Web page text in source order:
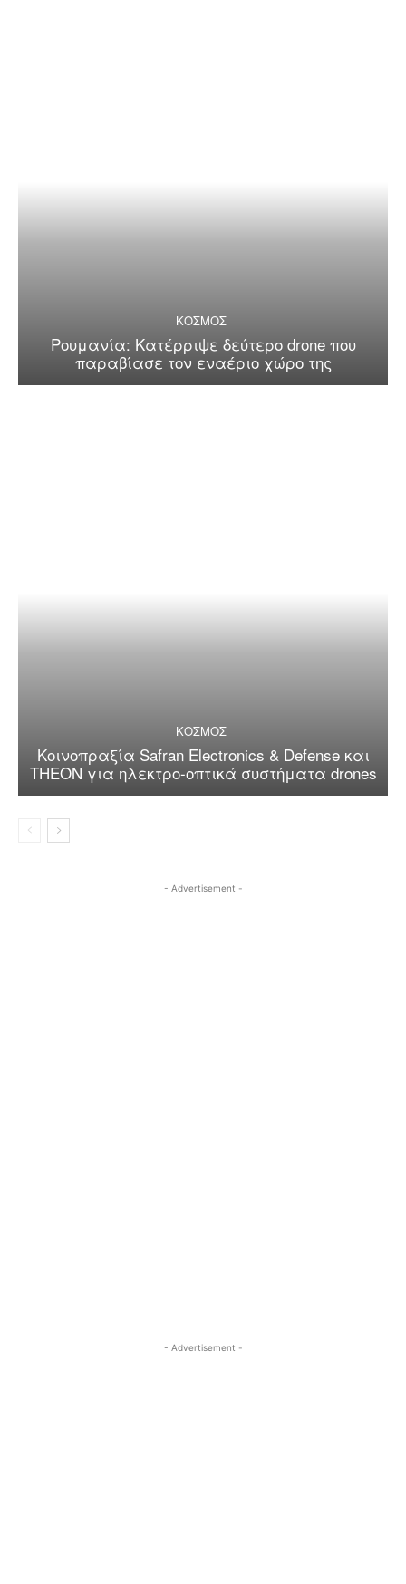
ΚΟΣΜΟΣ
Ρουμανία: Κατέρριψε δεύτερο drone που
παραβίασε τον εναέριο χώρο της
ΚΟΣΜΟΣ
Κοινοπραξία Safran Electronics & Defense και
THEON για ηλεκτρο-οπτικά συστήματα drones
- Advertisement -
- Advertisement -